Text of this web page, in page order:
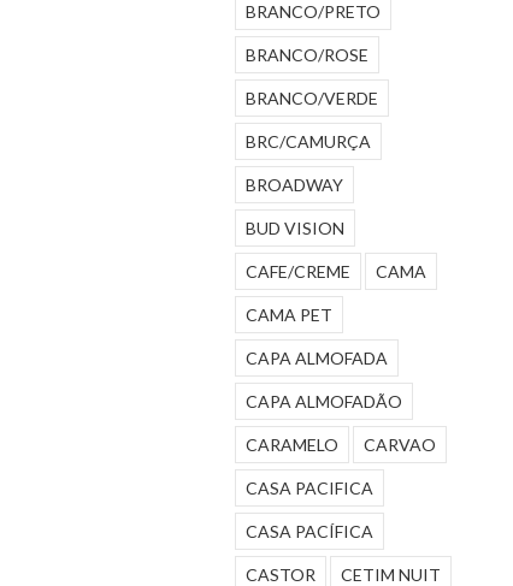
BRANCO/PRETO
BRANCO/ROSE
BRANCO/VERDE
BRC/CAMURÇA
BROADWAY
BUD VISION
CAFE/CREME CAMA
CAMA PET
CAPA ALMOFADA
CAPA ALMOFADÃO
CARAMELO CARVAO
CASA PACIFICA
CASA PACÍFICA
CASTOR CETIM NUIT